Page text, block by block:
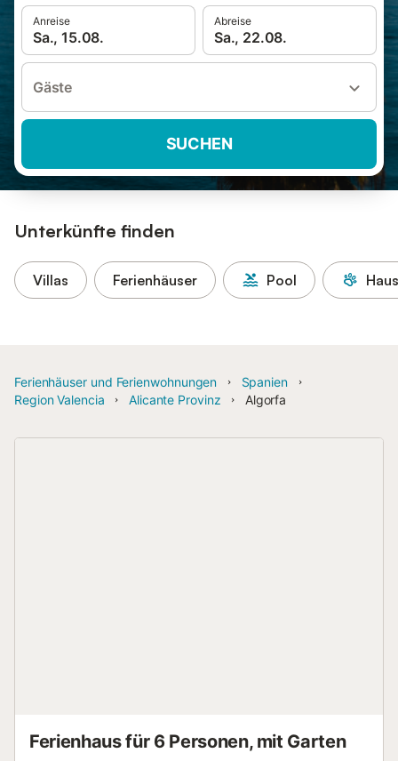
Anreise
Sa., 15.08.
Abreise
Sa., 22.08.
Gäste
SUCHEN
Unterkünfte finden
Villas Ferienhäuser Pool
Ferienhäuser und Ferienwohnungen
Spanien
Region Valencia
Alicante Provinz Algorfa
Ferienhaus für 6 Personen, mit Garten